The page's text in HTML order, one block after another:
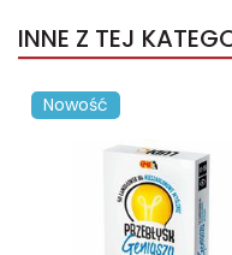
INNE Z TEJ
Nowość